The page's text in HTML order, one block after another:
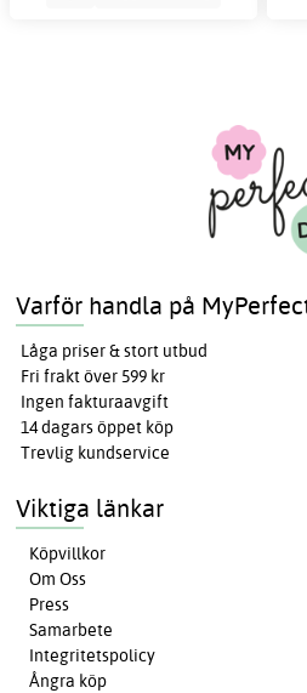
Varför handla på
Låga priser & stort utbud
Fri frakt över 599 kr
Ingen fakturaavgift
14 dagars öppet köp
Trevlig kundservice
Viktiga länkar
Köpvillkor
Om Oss
Press
Samarbete
Integritetspolicy
Ångra köp